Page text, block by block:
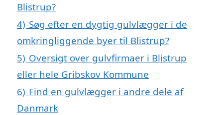
Blistrup?
4) Søg efter en dygtig gulvlægger i de
omkringliggende byer til Blistrup?
5) Oversigt over gulvfirmaer i Blistrup
eller hele Gribskov Kommune
6) Find en gulvlægger i andre dele af
Danmark